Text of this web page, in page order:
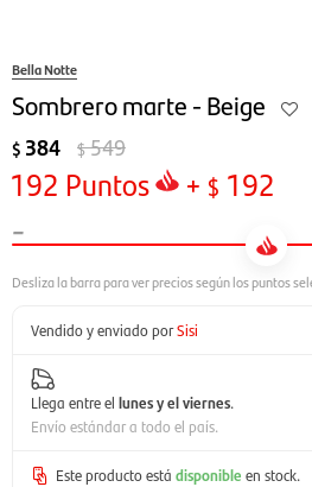
Bella Notte
Sombrero marte - Beige
$ 384 $549
192 Puntos + $ 192
-
Vendido y enviado porSisi
Llega entre el lunes y el viernes.
Envío estándar a todo el país.
Este producto está disponible en stock.